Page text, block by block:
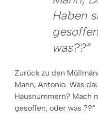
Haben
was??“
Zurück zu den
Mann, Antonio. Was
Hausnummern? Mach
gesoffen, oder was ??“